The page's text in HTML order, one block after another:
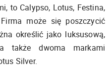
to Calypso, Lotus, Festina,
może się poszczycić
określić jako luksusową,
także dwoma markami
Silver.